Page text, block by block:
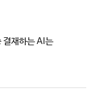
결재하는 AI는